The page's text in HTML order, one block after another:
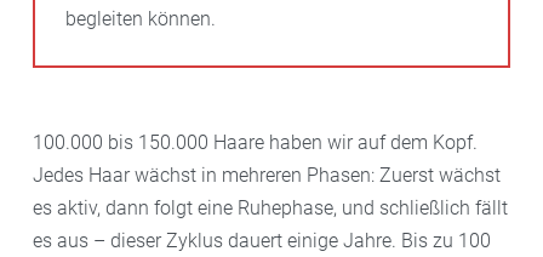
begleiten können.
100.000 bis 150.000 Haare haben wir auf dem Kopf.
Jedes Haar wächst in mehreren Phasen: Zuerst wächst
es aktiv, dann folgt eine Ruhephase, und schließlich fällt
es aus – dieser Zyklus dauert einige Jahre. Bis zu 100